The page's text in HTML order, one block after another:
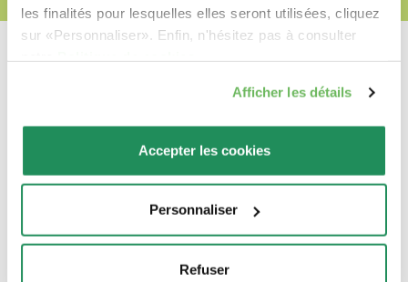
les finalités pour lesquelles elles seront utilisées, cliquez
sur «Personnaliser». Enfin, n'hésitez pas à consulter
Afficher les détails
Accepter les cookies
Personnaliser
Refuser
Quel est leur préféré ?
Découvrez nos meilleurs produits pour votre
animal de compagnie !